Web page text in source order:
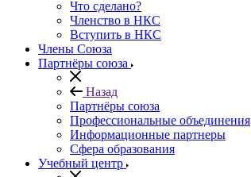
Что сделано?
Членство в НКС
Вступить в НКС
Члены Союза
Партнёры союза
Назад
Партнёры союза
Профессиональные объединения
Информационные партнеры
Сфера образования
Учебный центр